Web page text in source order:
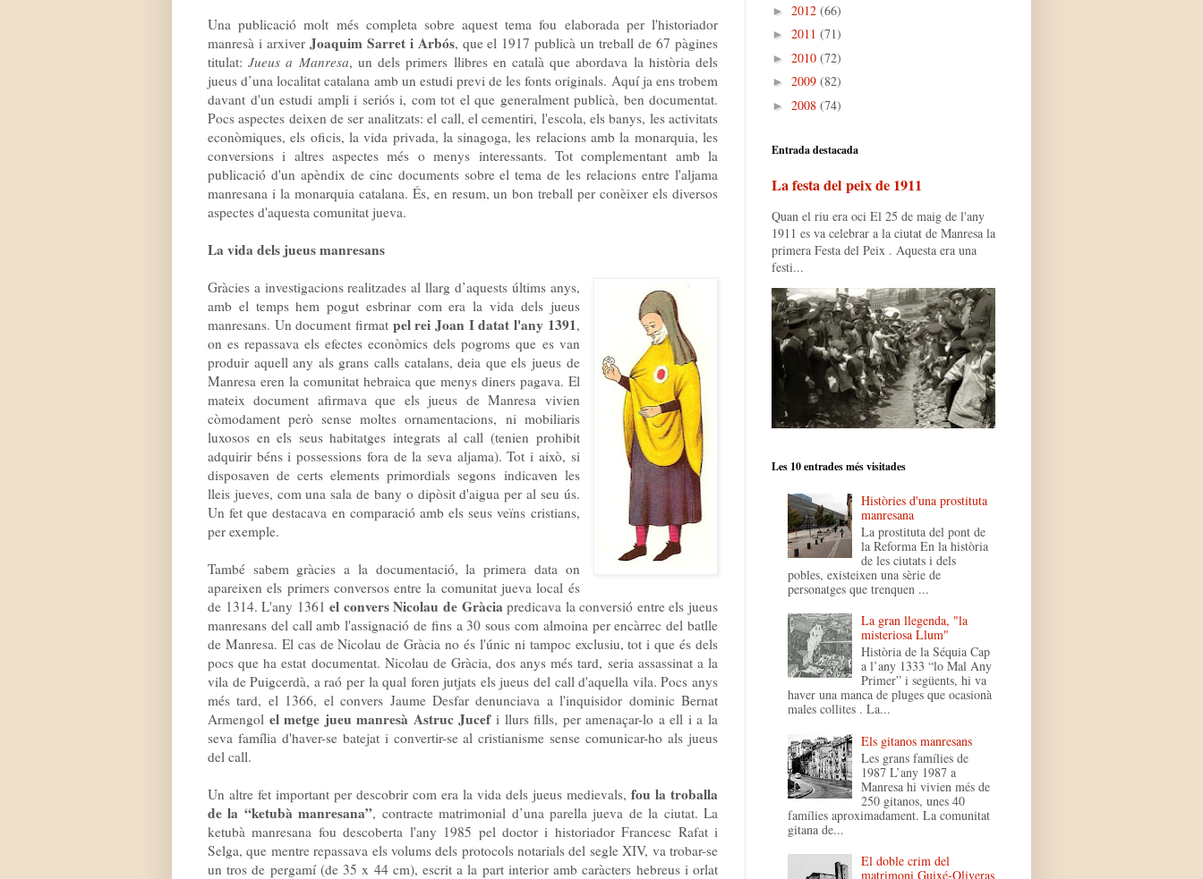
Una publicació molt més completa sobre aquest tema fou elaborada per l'historiador
manresà i arxiver Joaquim Sarret i Arbós, que el 1917 publicà un treball de 67 pàgines
titulat:Jueus a Manresa, un dels primers llibres en català que abordava la història dels
jueus d’una localitat catalana amb un estudi previ de les fonts originals. Aquí ja ens trobem
davant d'un estudi ampli i seriós i, com tot el que generalment publicà, ben documentat.
Pocs aspectes deixen de ser analitzats: el call, el cementiri, l'escola, els banys, les activitats
econòmiques, els oficis, la vida privada, la sinagoga, les relacions amb la monarquia, les
conversions i altres aspectes més o menys interessants. Tot complementant amb la
publicació d'un apèndix de cinc documents sobre el tema de les relacions entre l'aljama
manresana i la monarquia catalana. És, en resum, un bon treball per conèixer els diversos
aspectes d'aquesta comunitat jueva.
La vida dels jueus manresans
Gràcies a investigacions realitzades al llarg d’aquests últims anys,
amb el temps hem pogut esbrinar com era la vida dels jueus
manresans. Un document firmatpel rei Joan I datat l'any 1391,
on es repassava els efectes econòmics dels pogroms que es van
produir aquell any als grans calls catalans, deia que els jueus de
Manresa eren la comunitat hebraica que menys diners pagava. El
mateix document afirmava que els jueus de Manresa vivien
còmodament però sense moltes ornamentacions, ni mobiliaris
luxosos en els seus habitatges integrats al call (tenien prohibit
adquirir béns i possessions fora de la seva aljama). Tot i això, si
disposaven de certs elements primordials segons indicaven les
lleis jueves, com una sala de bany o dipòsit d'aigua per al seu ús.
Un fet que destacava en comparació amb els seus veïns cristians,
per exemple.
També sabem gràcies a la documentació, la primera data on
apareixen els primers conversos entre la comunitat jueva local és
de 1314. L'any 1361el convers Nicolau de Gràciapredicava la conversió entre els jueus
manresans del call amb l'assignació de fins a 30 sous com almoina per encàrrec del batlle
de Manresa. El cas de Nicolau de Gràcia no és l'únic ni tampoc exclusiu, tot i que és dels
pocs que ha estat documentat. Nicolau de Gràcia, dos anys més tard, seria assassinat a la
vila de Puigcerdà, a raó per la qual foren jutjats els jueus del call d'aquella vila. Pocs anys
més tard, el 1366, el convers Jaume Desfar denunciava a l'inquisidor dominic Bernat
Armengol el metge jueu manresà Astruc Jucef i llurs fills, per amenaçar-lo a ell i a la
seva família d'haver-se batejat i convertir-se al cristianisme sense comunicar-ho als jueus
del call.
Un altre fet important per descobrir com era la vida dels jueus medievals, fou la troballa
de la “ketubà manresana”, contracte matrimonial d’una parella jueva de la ciutat. La
ketubà manresana fou descoberta l'any 1985 pel doctor i historiador Francesc Rafat i
Selga, que mentre repassava els volums dels protocols notarials del segle XIV, va trobar-se
un tros de pergamí (de 35 x 44 cm), escrit a la part interior amb caràcters hebreus i orlat
► 2012 (66)
► 2011 (71)
► 2010 (72)
► 2009 (82)
► 2008 (74)
Entrada destacada
La festa del peix de 1911
Quan el riu era oci El 25 de maig de l'any
1911 es va celebrar a la ciutat de Manresa la
primera Festa del Peix . Aquesta era una
festi...
Les 10 entrades més visitades
Històries d'una prostituta
manresana
La prostituta del pont de
la Reforma En la història
de les ciutats i dels
pobles, existeixen una sèrie de
personatges que trenquen ...
La gran llegenda, "la
misteriosa Llum"
Història de la Séquia Cap
a l’any 1333 “lo Mal Any
Primer” i següents, hi va
haver una manca de pluges que ocasionà
males collites . La...
Els gitanos manresans
Les grans famílies de
1987 L’any 1987 a
Manresa hi vivien més de
250 gitanos, unes 40
famílies aproximadament. La comunitat
gitana de...
El doble crim del
matrimoni Guixé-Oliveras